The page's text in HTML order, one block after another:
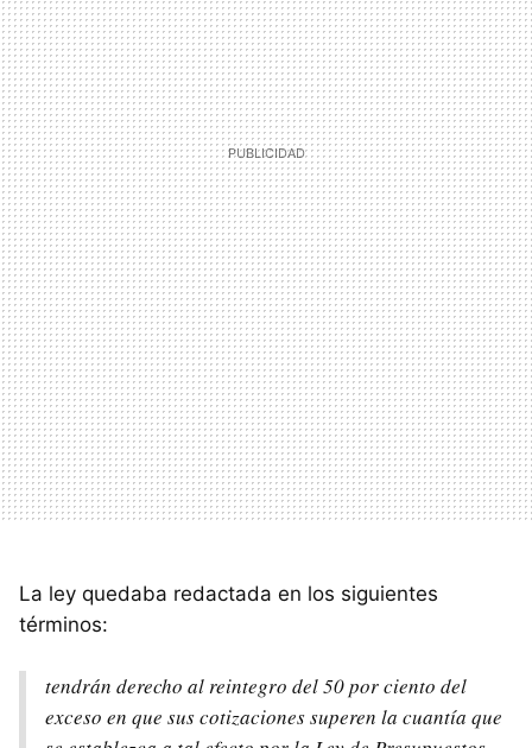
La ley quedaba redactada en los siguientes
términos:
tendrán derecho al reintegro del 50 por ciento del
exceso en que sus cotizaciones superen la cuantía que